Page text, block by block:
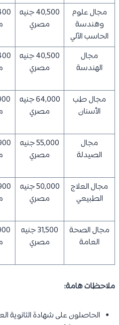
مجال علوم
وهندسة
الحاسب الآلي
40,500 جنيه
مصري
مجال
الهندسة
40,500 جنيه
مصري
مجال طب
الأسنان
64,000 جنيه
مصري
مجال
الصيدلة
55,000 جنيه
مصري
مجال العلاج
الطبيعي
50,000 جنيه
مصري
مجال الصحة
العامة
31,500 جنيه
مصري
ملاحظات هامة:
الحاصلون على شهادة الثانوية